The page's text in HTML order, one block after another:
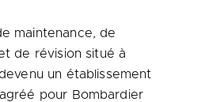
maintenance, de
de révision situé à
un établissement
pour Bombardier